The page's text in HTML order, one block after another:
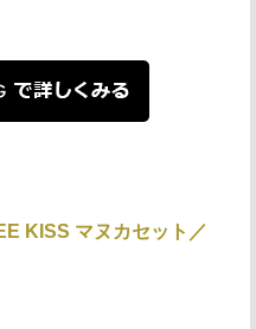
KISS マヌカセット／